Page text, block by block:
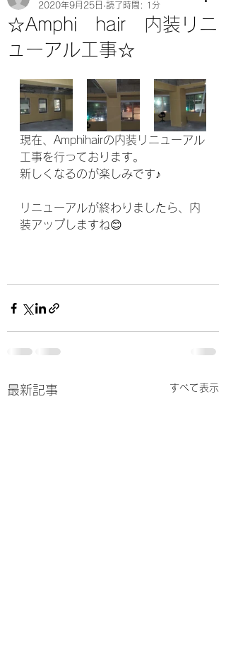
☆Amphi hair 内装リニ
ューアル工事☆
2020年9月25日 読了時間: 1分
現在、Amphihairの内装リニューアル
工事を行っております。
新しくなるのが楽しみです♪
リニューアルが終わりましたら、内
装アップしますね😊
最新記事 すべて表示